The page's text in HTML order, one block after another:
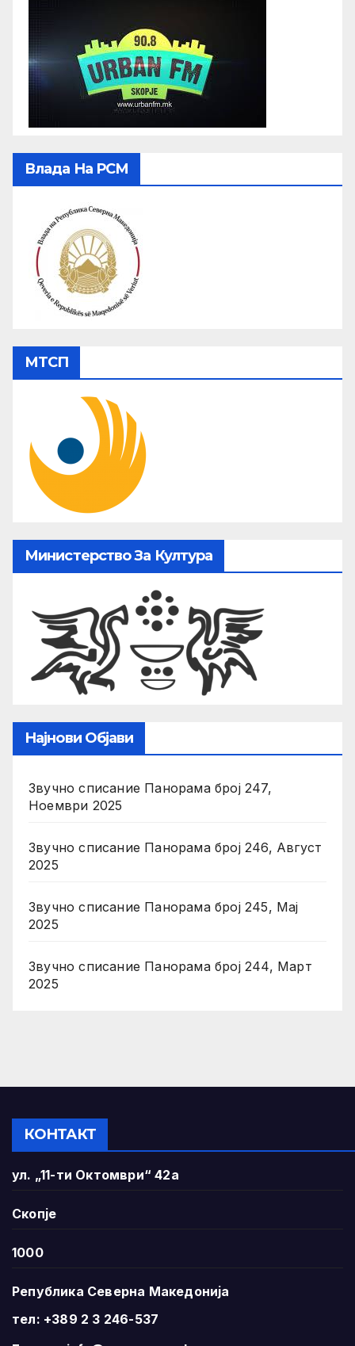
Влада На РСМ
МТСП
Министерство За Култура
Најнови Објави
Звучно списание Панорама број 247,
Ноември 2025
Звучно списание Панорама број 246, Август
2025
Звучно списание Панорама број 245, Мај
2025
Звучно списание Панорама број 244, Март
2025
КОНТАКТ
ул. „11-ти Октомври“ 42а
Скопје
1000
Република Северна Македонија
тел: +389 2 3 246-537